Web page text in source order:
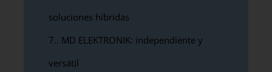
soluciones híbridas
7. MD ELEKTRONIK: independiente y
versátil